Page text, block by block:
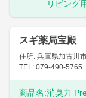
リビング
スギ薬局宝殿
住所: 兵庫県加古川
TEL: 079-490-5765
商品名:消臭力